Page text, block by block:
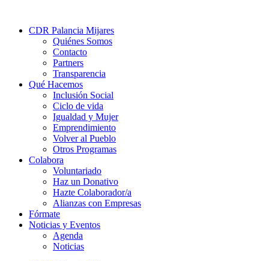
CDR Palancia Mijares
Quiénes Somos
Contacto
Partners
Transparencia
Qué Hacemos
Inclusión Social
Ciclo de vida
Igualdad y Mujer
Emprendimiento
Volver al Pueblo
Otros Programas
Colabora
Voluntariado
Haz un Donativo
Hazte Colaborador/a
Alianzas con Empresas
Fórmate
Noticias y Eventos
Agenda
Noticias